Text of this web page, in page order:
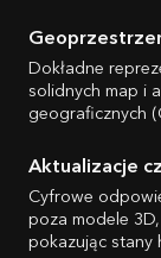
Dokładne
solidnych map i
geograficznych
Aktualizacje
Cyfrowe
poza modele
pokazując stany